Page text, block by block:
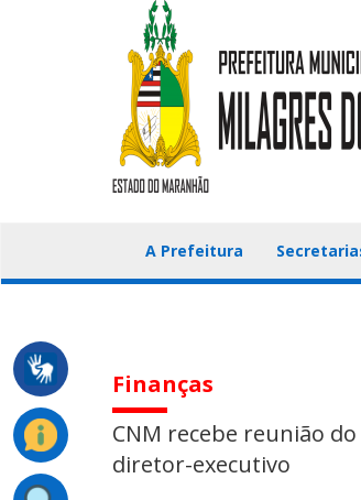
A Prefeitura
Finanças
CNM recebe reunião
diretor-executivo